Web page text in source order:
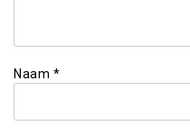
Naam *